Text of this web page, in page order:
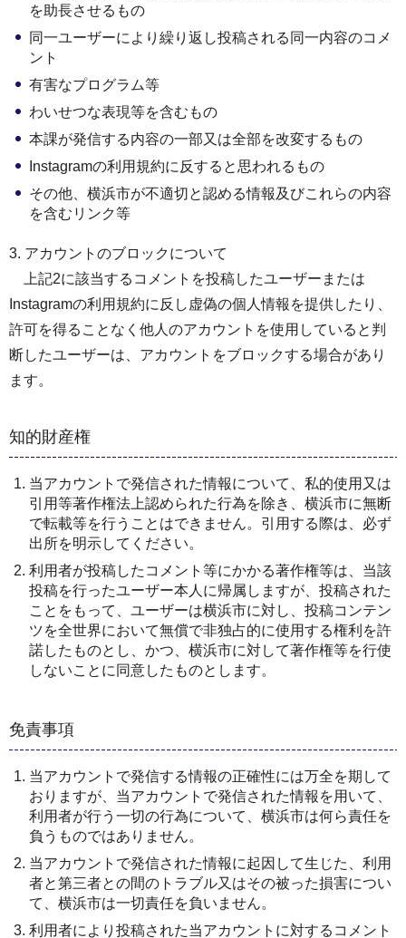
を助長させるもの
同一ユーザーにより繰り返し投稿される同一内容のコメ
ント
有害なプログラム等
わいせつな表現等を含むもの
本課が発信する内容の一部又は全部を改変するもの
Instagramの利用規約に反すると思われるもの
その他、横浜市が不適切と認める情報及びこれらの内容
を含むリンク等
3. アカウントのブロックについて
上記2に該当するコメントを投稿したユーザーまたは
Instagramの利用規約に反し虚偽の個人情報を提供したり、
許可を得ることなく他人のアカウントを使用していると判
断したユーザーは、アカウントをブロックする場合があり
ます。
知的財産権
当アカウントで発信された情報について、私的使用又は
引用等著作権法上認められた行為を除き、横浜市に無断
で転載等を行うことはできません。引用する際は、必ず
出所を明示してください。
利用者が投稿したコメント等にかかる著作権等は、当該
投稿を行ったユーザー本人に帰属しますが、投稿された
ことをもって、ユーザーは横浜市に対し、投稿コンテン
ツを全世界において無償で非独占的に使用する権利を許
諾したものとし、かつ、横浜市に対して著作権等を行使
しないことに同意したものとします。
免責事項
当アカウントで発信する情報の正確性には万全を期して
おりますが、当アカウントで発信された情報を用いて、
利用者が行う一切の行為について、横浜市は何ら責任を
負うものではありません。
当アカウントで発信された情報に起因して生じた、利用
者と第三者との間のトラブル又はその被った損害につい
て、横浜市は一切責任を負いません。
利用者により投稿された当アカウントに対するコメント